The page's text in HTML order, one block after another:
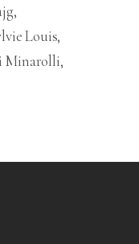
Louis
Minarolli